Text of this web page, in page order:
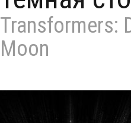
Transformers:
Moon